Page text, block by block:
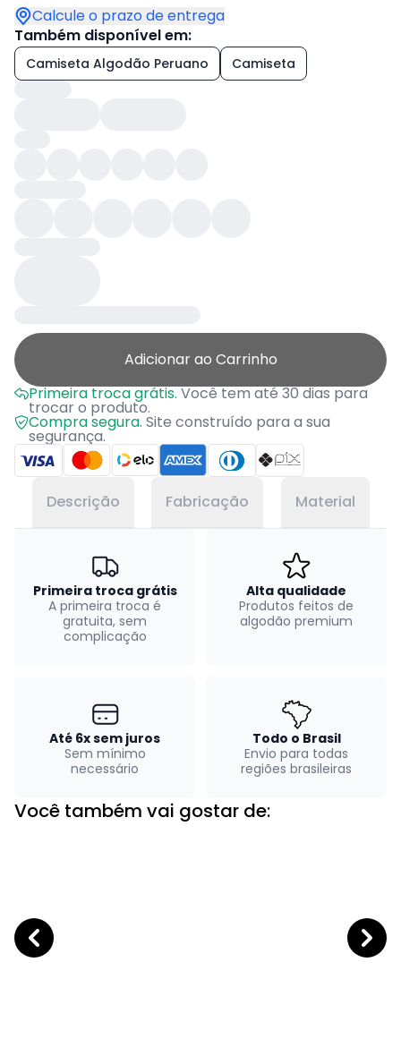
Calcule o prazo de entrega
Também disponível em:
Camiseta Algodão Peruano Camiseta
Adicionar ao Carrinho
Primeira troca grátis.Você tem até 30 dias para
trocar o produto.
Compra segura. Site construído para a sua
segurança.
Descrição Fabricação Material
Primeira troca grátis
A primeira troca é
gratuita, sem
complicação
Alta qualidade
Produtos feitos de
algodão premium
Até 6x sem juros
Sem mínimo
necessário
Todo o Brasil
Envio para todas
regiões brasileiras
Você também vai gostar de: